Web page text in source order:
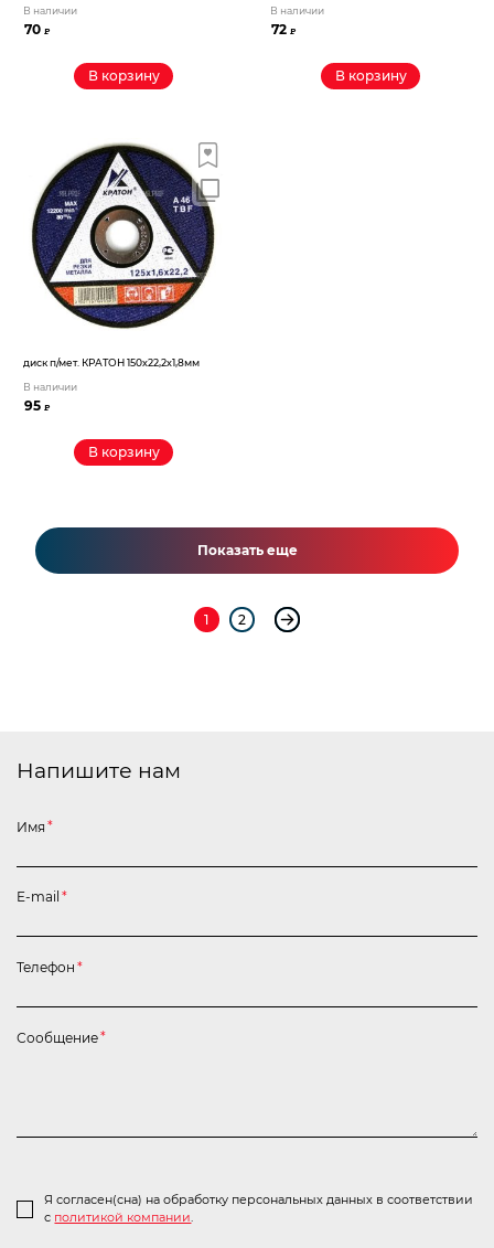
В наличии
70₽
В корзину
В наличии
72₽
В корзину
диск п/мет. КРАТОН 150х22,2х1,8мм
В наличии
95₽
В корзину
Показать еще
1 2
Напишите нам
Имя *
E-mail *
Я согласен(сна) на обработку персональных данных в соответствии
с политикой компании.
Телефон *
Сообщение*